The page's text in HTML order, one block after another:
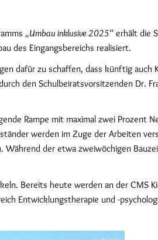
„Umbau inklusive 2025“ erhält die
des Eingangsbereichs realisiert.
dafür zu schaffen, dass künftig auch
den Schulbeiratsvorsitzenden Dr.
Rampe mit maximal zwei Prozent
werden im Zuge der Arbeiten
Während der etwa zweiwöchigen
Bereits heute werden an der CMS
Entwicklungstherapie und -